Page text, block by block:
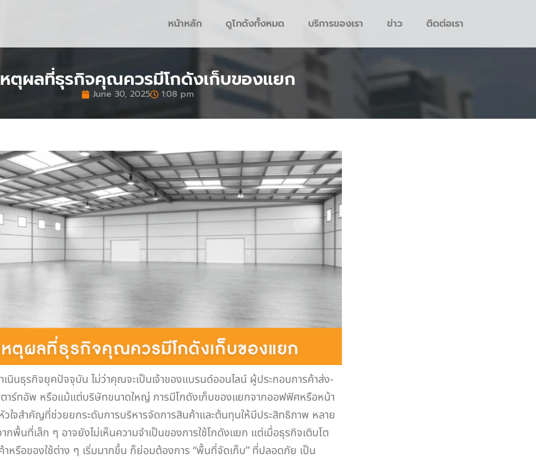
หน้าหลัก ดูโกดังทั้งหมด บริการของเรา ข่าว ติดต่อเรา
ตุผลที่ธุรกิจคุณควรมีโกดังเก็บของแยก
June 30, 2025 1:08 pm
ธุรกิจยุคปัจจุบัน ไม่ว่าคุณจะเป็นเจ้าของแบรนด์ออนไลน์ ผู้ประกอบการค้าส่ง-
าร์ทอัพ หรือแม้แต่บริษัทขนาดใหญ่ การมีโกดังเก็บของแยกจากออฟฟิศหรือหน้า
วใจสำคัญที่ช่วยยกระดับการบริหารจัดการสินค้าและต้นทุนให้มีประสิทธิภาพ หลาย
กพื้นที่เล็ก ๆ อาจยังไม่เห็นความจำเป็นของการใช้โกดังแยก แต่เมื่อธุรกิจเติบโต
หรือของใช้ต่าง ๆ เริ่มมากขึ้น ก็ย่อมต้องการ “พื้นที่จัดเก็บ” ที่ปลอดภัย เป็น